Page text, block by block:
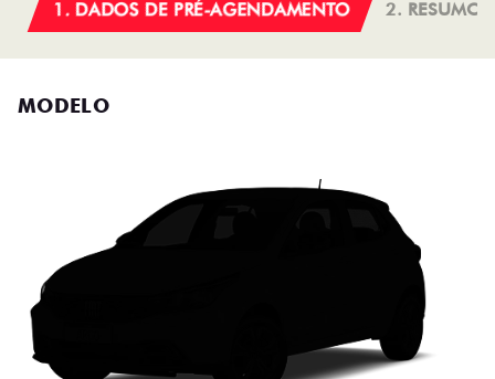
1. DADOS DE PRÉ-AGENDAMENTO 2. RESUMO
MODELO